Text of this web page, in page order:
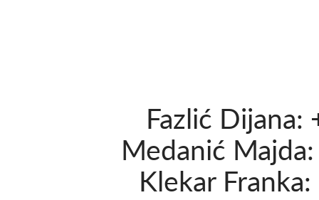
Fazlić
Medanić
Klekar